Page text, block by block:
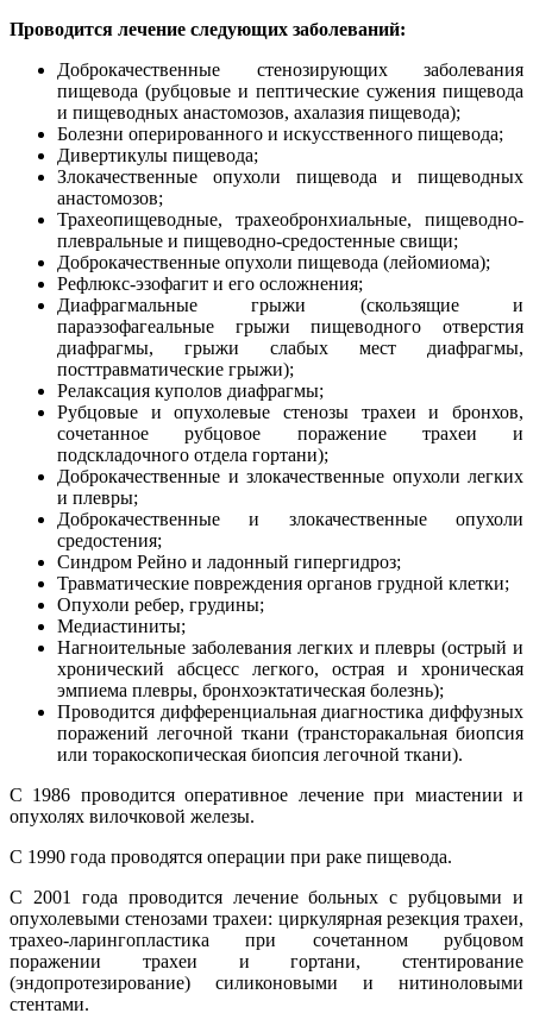
Проводится лечение следующих заболеваний:
Доброкачественные стенозирующих заболевания
пищевода (рубцовые и пептические сужения пищевода
и пищеводных анастомозов, ахалазия пищевода);
Болезни оперированного и искусственного пищевода;
Дивертикулы пищевода;
Злокачественные опухоли пищевода и пищеводных
анастомозов;
Трахеопищеводные, трахеобронхиальные, пищеводно-
плевральные и пищеводно-средостенные свищи;
Доброкачественные опухоли пищевода (лейомиома);
Рефлюкс-эзофагит и его осложнения;
Диафрагмальные грыжи (скользящие и
параэзофагеальные грыжи пищеводного отверстия
диафрагмы, грыжи слабых мест диафрагмы,
посттравматические грыжи);
Релаксация куполов диафрагмы;
Рубцовые и опухолевые стенозы трахеи и бронхов,
сочетанное рубцовое поражение трахеи и
подскладочного отдела гортани);
Доброкачественные и злокачественные опухоли легких
и плевры;
Доброкачественные и злокачественные опухоли
средостения;
Синдром Рейно и ладонный гипергидроз;
Травматические повреждения органов грудной клетки;
Опухоли ребер, грудины;
Медиастиниты;
Нагноительные заболевания легких и плевры (острый и
хронический абсцесс легкого, острая и хроническая
эмпиема плевры, бронхоэктатическая болезнь);
Проводится дифференциальная диагностика диффузных
поражений легочной ткани (трансторакальная биопсия
или торакоскопическая биопсия легочной ткани).
С 1986 проводится оперативное лечение при миастении и
опухолях вилочковой железы.
С 1990 года проводятся операции при раке пищевода.
С 2001 года проводится лечение больных с рубцовыми и
опухолевыми стенозами трахеи: циркулярная резекция трахеи,
трахео-ларингопластика при сочетанном рубцовом
поражении трахеи и гортани, стентирование
(эндопротезирование) силиконовыми и нитиноловыми
стентами.